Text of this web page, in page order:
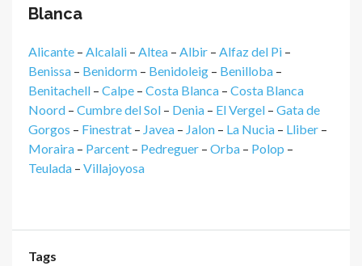
Blanca
Alicante – Alcalali – Altea – Albir – Alfaz del Pi –
Benissa – Benidorm – Benidoleig – Benilloba –
Benitachell – Calpe – Costa Blanca – Costa Blanca
Noord – Cumbre del Sol – Denia – El Vergel – Gata de
Gorgos – Finestrat – Javea – Jalon – La Nucia – Lliber –
Moraira – Parcent – Pedreguer – Orba – Polop –
Teulada – Villajoyosa
Tags